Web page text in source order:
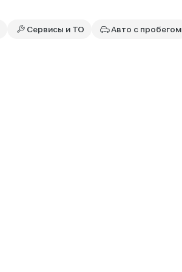
Сервисы и ТО Авто с пробегом